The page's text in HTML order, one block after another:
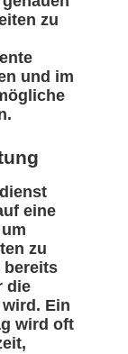
zu
und im
eine
zu
bereits
die
Ein
wird oft